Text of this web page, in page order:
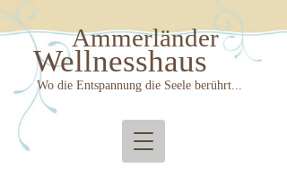
Ammerländer
Wellnesshaus
Wo die Entspannung die Seele berührt...